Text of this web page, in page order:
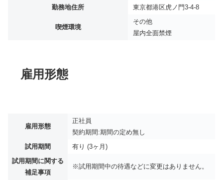
勤務地住所
東京都港区虎ノ門3-4-8
喫煙環境
その他
屋内全面禁煙
雇用形態
雇用形態
正社員
契約期間:期間の定め無し
試用期間
有り (3ヶ月)
試用期間に関する
補足事項
※試用期間中の待遇などに変更はありません。